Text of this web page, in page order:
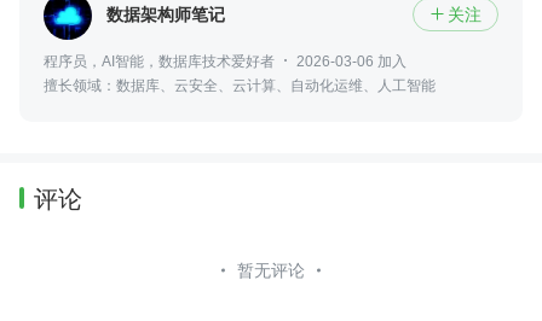
数据架构师笔记  关注
程序员，AI智能，数据库技术爱好者
2026-03-06 加入
擅长领域：数据库、云安全、云计算、自动化运维、人工智能
评论
暂无评论